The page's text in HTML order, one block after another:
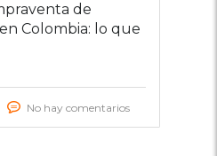
de
Colombia: lo que
No hay comentarios